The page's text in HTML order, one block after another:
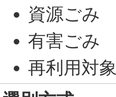
資源ごみ
有害ごみ
再利用対